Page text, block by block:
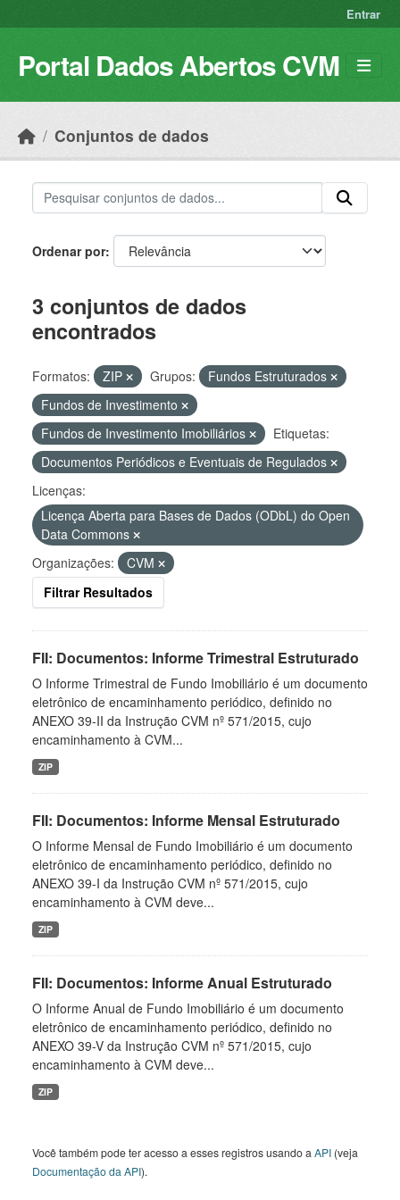
Entrar
Portal Dados Abertos CVM
Conjuntos de dados
Ordenar por
3 conjuntos de dados
encontrados
Formatos: ZIP Grupos:
Fundos Estruturados
Fundos de Investimento
Fundos de Investimento Imobiliários
Etiquetas:
Documentos Periódicos e Eventuais de Regulados
Licenças:
Licença Aberta para Bases de Dados (ODbL) do Open
Data Commons
Organizações:
CVM
Filtrar Resultados
FII: Documentos: Informe Trimestral Estruturado
O Informe Trimestral de Fundo Imobiliário é um documento
eletrônico de encaminhamento periódico, definido no
ANEXO 39-II da Instrução CVM nº 571/2015, cujo
encaminhamento à CVM...
ZIP
FII: Documentos: Informe Mensal Estruturado
O Informe Mensal de Fundo Imobiliário é um documento
eletrônico de encaminhamento periódico, definido no
ANEXO 39-I da Instrução CVM nº 571/2015, cujo
encaminhamento à CVM deve...
ZIP
FII: Documentos: Informe Anual Estruturado
O Informe Anual de Fundo Imobiliário é um documento
eletrônico de encaminhamento periódico, definido no
ANEXO 39-V da Instrução CVM nº 571/2015, cujo
encaminhamento à CVM deve...
ZIP
Você também pode ter acesso a esses registros usando a API (veja
Documentação da API).